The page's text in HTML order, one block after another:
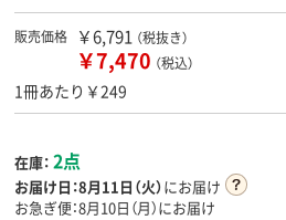
販売価格 ￥6,791 （税抜き）
￥7,470 （税込）
1冊あたり￥249
在庫： 2点
お届け日：8月11日（火）にお届け
お急ぎ便：8月10日（月）にお届け